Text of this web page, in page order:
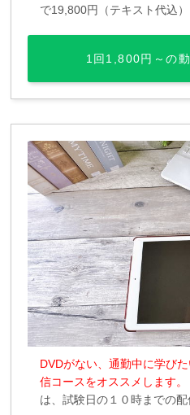
で19,800円（テキスト代込）
1回1,800円～の
DVDがない、通勤中に学び
信コースをオススメします。
は、試験日の１０時までの配